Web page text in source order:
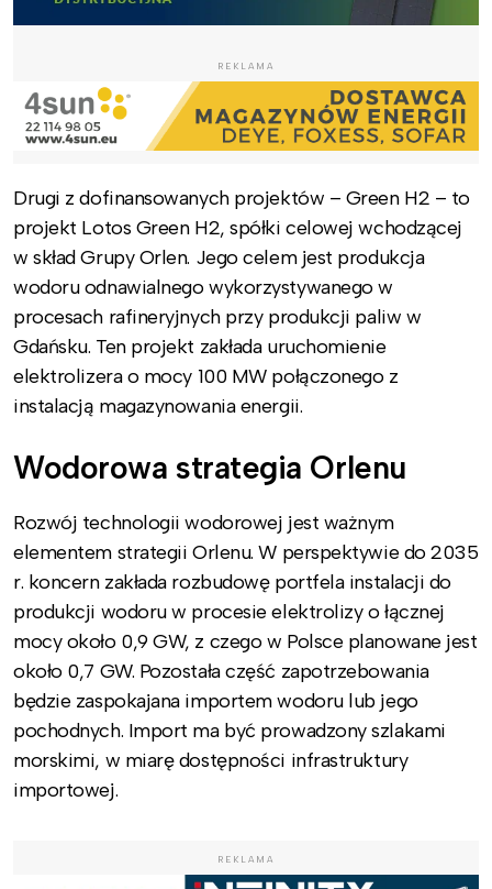
REKLAMA
Drugi z dofinansowanych projektów – Green H2 – to
projekt Lotos Green H2, spółki celowej wchodzącej
w skład Grupy Orlen. Jego celem jest produkcja
wodoru odnawialnego wykorzystywanego w
procesach rafineryjnych przy produkcji paliw w
Gdańsku. Ten projekt zakłada uruchomienie
elektrolizera o mocy 100 MW połączonego z
instalacją magazynowania energii.
Wodorowa strategia Orlenu
Rozwój technologii wodorowej jest ważnym
elementem strategii Orlenu. W perspektywie do 2035
r. koncern zakłada rozbudowę portfela instalacji do
produkcji wodoru w procesie elektrolizy o łącznej
mocy około 0,9 GW, z czego w Polsce planowane jest
około 0,7 GW. Pozostała część zapotrzebowania
będzie zaspokajana importem wodoru lub jego
pochodnych. Import ma być prowadzony szlakami
morskimi, w miarę dostępności infrastruktury
importowej.
REKLAMA